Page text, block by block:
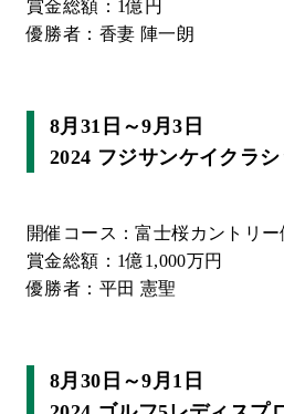
賞金総額：1億円
優勝者：香妻 陣一朗
8月31日～9月3日
2024 フジサンケイクラシ
開催コース：富士桜カントリ
賞金総額：1億1,000万円
優勝者：平田 憲聖
8月30日～9月1日